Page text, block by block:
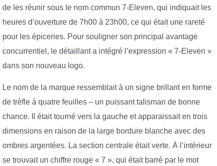
de les réunir sous le nom commun 7-Eleven, qui indiquait les
heures d’ouverture de 7h00 à 23h00, ce qui était une rareté
pour les épiceries. Pour souligner son principal avantage
concurrentiel, le détaillant a intégré l’expression « 7-Eleven »
dans son nouveau logo.
Le nom de la marque ressemblait à un signe brillant en forme
de trèfle à quatre feuilles – un puissant talisman de bonne
chance. Il était tourné vers la gauche et apparaissait en trois
dimensions en raison de la large bordure blanche avec des
ombres argentées. La section centrale était verte. À l’intérieur
se trouvait un chiffre rouge « 7 », qui était barré par le mot